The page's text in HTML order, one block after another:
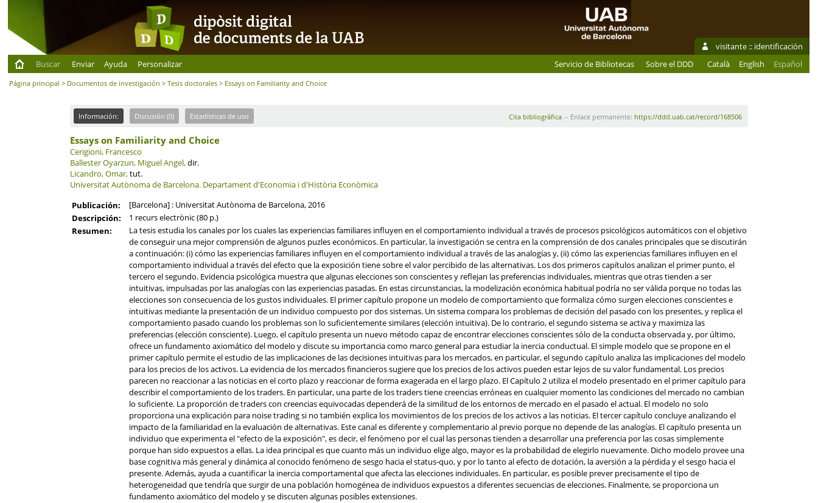
visitante :: identificación
Buscar
Enviar Ayuda Personalizar Servicio de Bibliotecas Sobre el DDD Català English Español
Página principal > Documentos de investigación >Tesis doctorales > Essays on Familiarity and Choice
Información: Discusión (0) Estadísticas de uso Cita bibliográfica-- Enlace permanente: https://ddd.uab.cat/record/168506
Essays on Familiarity and Choice
Cerigioni, Francesco
Ballester Oyarzun, Miguel Angel,dir.
Licandro, Omar,tut.
Universitat Autònoma de Barcelona. Departament d'Economia i d'Història Econòmica
Publicación:
[Barcelona] : Universitat Autònoma de Barcelona, 2016
Descripción:
1 recurs electrònic (80 p.)
Resumen:
La tesis estudia los canales por los cuales las experiencias familiares influyen en el comportamiento individual a través de procesos psicológicos automáticos con el objetivo
de conseguir una mejor comprensión de algunos puzles económicos. En particular, la investigación se centra en la comprensión de dos canales principales que se discutirán
a continuación: (i) cómo las experiencias familiares influyen en el comportamiento individual a través de las analogías y, (ii) cómo las experiencias familiares influyen en el
comportamiento individual a través del efecto que la exposición tiene sobre el valor percibido de las alternativas. Los dos primeros capítulos analizan el primer punto, el
tercero el segundo. Evidencia psicológica muestra que algunas elecciones son conscientes y reflejan las preferencias individuales, mientras que otras tienden a ser
intuitivas, impulsadas por las analogías con las experiencias pasadas. En estas circunstancias, la modelización económica habitual podría no ser válida porque no todas las
elecciones son consecuencia de los gustos individuales. El primer capítulo propone un modelo de comportamiento que formaliza cómo surgen elecciones conscientes e
intuitivas mediante la presentación de un individuo compuesto por dos sistemas. Un sistema compara los problemas de decisión del pasado con los presentes, y replica el
comportamiento pasado cuando los problemas son lo suficientemente similares (elección intuitiva). De lo contrario, el segundo sistema se activa y maximiza las
preferencias (elección consciente). Luego, el capítulo presenta un nuevo método capaz de encontrar elecciones conscientes sólo de la conducta observada y, por último,
ofrece un fundamento axiomático del modelo y discute su importancia como marco general para estudiar la inercia conductual. El simple modelo que se propone en el
primer capítulo permite el estudio de las implicaciones de las decisiones intuitivas para los mercados, en particular, el segundo capítulo analiza las implicaciones del modelo
para los precios de los activos. La evidencia de los mercados financieros sugiere que los precios de los activos pueden estar lejos de su valor fundamental. Los precios
parecen no reaccionar a las noticias en el corto plazo y reaccionar de forma exagerada en el largo plazo. El Capítulo 2 utiliza el modelo presentado en el primer capítulo para
describir el comportamiento de los traders. En particular, una parte de los traders tiene creencias erróneas en cualquier momento las condiciones del mercado no cambian
lo suficiente. La proporción de traders con creencias equivocadas dependerá de la similitud de los entornos de mercado en el pasado el actual. El modelo no solo
proporciona una explicación para noise trading si no también explica los movimientos de los precios de los activos a las noticias. El tercer capítulo concluye analizando el
impacto de la familiaridad en la evaluación de alternativas. Este canal es diferente y complementario al previo porque no depende de las analogías. El capítulo presenta un
individuo que experimenta el "efecto de la exposición", es decir, el fenómeno por el cual las personas tienden a desarrollar una preferencia por las cosas simplemente
porque han sido expuestos a ellas. La idea principal es que cuanto más un individuo elige algo, mayor es la probabilidad de elegirlo nuevamente. Dicho modelo provee una
base cognitiva más general y dinámica al conocido fenómeno de sesgo hacia el status-quo, y por lo tanto al efecto de dotación, la aversión a la pérdida y el sesgo hacia el
presente. Además, ayuda a cuantificar la inercia comportamental que afecta las elecciones individuales. En particular, es posible prever precisamente el tipo de
heterogeneidad que tendría que surgir de una población homogénea de individuos expuestos a diferentes secuencias de elecciones. Finalmente, se proporciona un
fundamento axiomático del modelo y se discuten algunas posibles extensiones.